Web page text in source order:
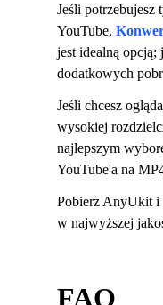
Jeśli potrzebujesz
YouTube,
jest idealną opcją;
dodatkowych
Jeśli chcesz
wysokiej
najlepszym
YouTube'a na
Pobierz AnyUkit i
w najwyższej
FAQ